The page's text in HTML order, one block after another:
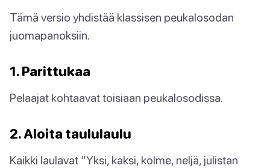
Tämä versio yhdistää klassisen peukalosodan
juomapanoksiin.
1. Parittukaa
Pelaajat kohtaavat toisiaan peukalosodissa.
2. Aloita taululaulu
Kaikki laulavat “Yksi, kaksi, kolme, neljä, julistan